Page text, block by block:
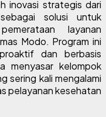
inovasi strategis dari
solusi untuk
layanan
Modo. Program ini
dan berbasis
menyasar kelompok
sering kali mengalami
pelayanan kesehatan